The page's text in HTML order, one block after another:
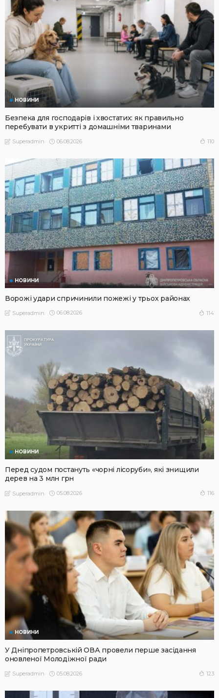
НОВИНИ
Безпека для господарів і хвостатих: як правильно
перебувати в укритті з домашніми тваринами
Superadmin 06.08.2026 110
НОВИНИ
Ворожі удари спричинили пожежі у трьох районах
Superadmin 06.08.2026 114
НОВИНИ
Перед судом постануть «чорні лісоруби», які знищили
дерев на 3 млн грн
Superadmin 05.08.2026 116
НОВИНИ
У Дніпропетровській ОВА провели перше засідання
оновленої Молодіжної ради
Superadmin 05.08.2026 123